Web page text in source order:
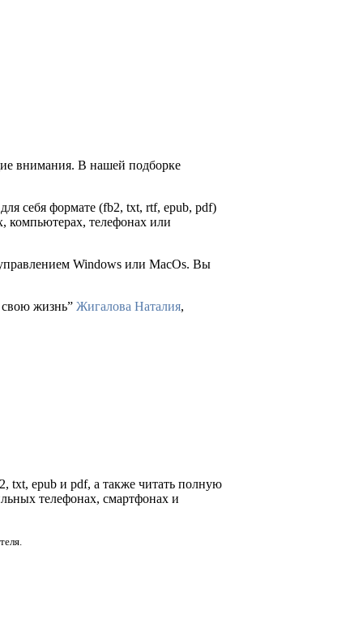
внимания. В нашей подборке
себя формате (fb2, txt, rtf, epub, pdf)
компьютерах, телефонах или
Windows или MacOs. Вы
свою жизнь” Жигалова Наталия,
txt, epub и pdf, а также читать полную
телефонах, смартфонах и